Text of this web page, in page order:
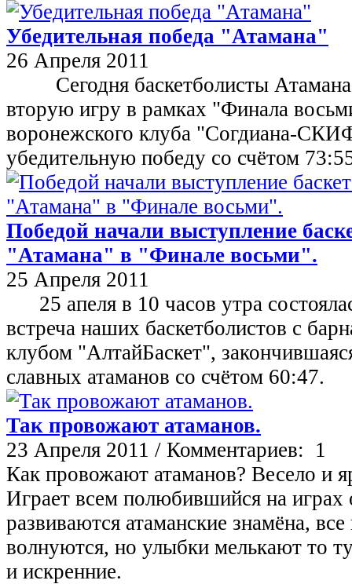
Убедительная победа "Атамана"
26 Апреля 2011
Сегодня баскетболисты Атамана
вторую игру в рамках "Финала
воронежского клуба "Согдиана-
убедительную победу со счётом
Победой начали выступление
"Атамана" в "Финале восьми".
25 Апреля 2011
25 апеля в 10 часов утра
встреча наших баскетболистов с
клубом "АлтайБаскет",
славных атаманов со счётом 60:47.
Так провожают атаманов.
23 Апреля 2011 / Комментариев: 1
Как провожают атаманов? Весело и
Играет всем полюбившийся на играх
развиваются атаманские знамёна,
волнуются, но улыбки мелькают то
и искренние.